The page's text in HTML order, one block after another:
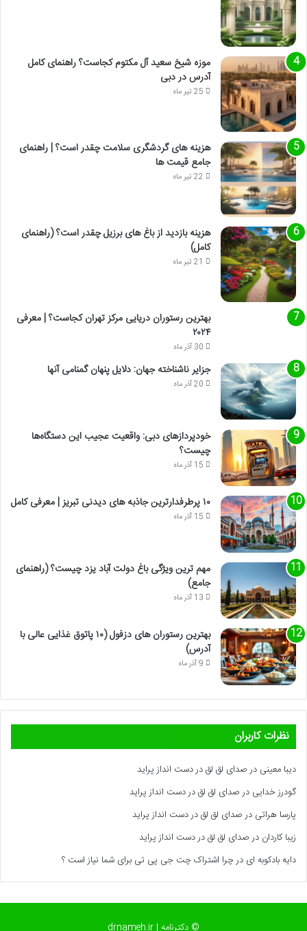
موزه شیخ سعید آل مکتوم کجاست؟ راهنمای کامل
آدرس در دبی
25 تیر ماه
هزینه های گردشگری سلامت چقدر است؟ | راهنمای
جامع قیمت ها
22 تیر ماه
هزینه بازدید از باغ های برزیل چقدر است؟ (راهنمای
کامل)
21 تیر ماه
بهترین رستوران دریایی مرکز تهران کجاست؟ | معرفی
۲۰۲۴
30 آذر ماه
جزایر ناشناخته جهان: دلایل پنهان گمنامی آنها
20 آذر ماه
خودپردازهای دبی: واقعیت عجیب این دستگاه‌ها
چیست؟
15 آذر ماه
۱۰ پرطرفدارترین جاذبه های دیدنی تبریز | معرفی کامل
15 آذر ماه
مهم ترین ویژگی باغ دولت آباد یزد چیست؟ (راهنمای
جامع)
13 آذر ماه
بهترین رستوران های دزفول (۱۰ پاتوق غذایی عالی با
آدرس)
9 آذر ماه
نظرات کاربران
دیبا معینی درصدای لق لق در دست انداز پراید
گودرز خدایی درصدای لق لق در دست انداز پراید
پارسا هراتی درصدای لق لق در دست انداز پراید
زیبا کاردان درصدای لق لق در دست انداز پراید
دایه بادکوبه ای درچرا اشتراک چت جی پی تی برای شما نیاز است ؟
© دکترنامه | drnameh.ir